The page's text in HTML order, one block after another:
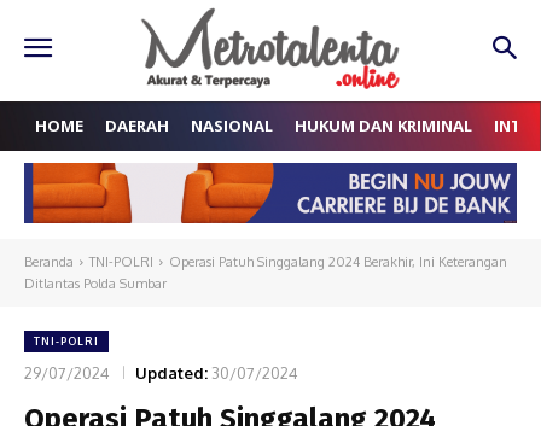
HOME DAERAH NASIONAL HUKUM DAN KRIMINAL
Beranda TNI-POLRI
Operasi Patuh Singgalang 2024 Berakhir, Ini Keterangan
Ditlantas Polda Sumbar
TNI-POLRI
29/07/2024 Updated: 30/07/2024
Operasi Patuh Singgalang 2024